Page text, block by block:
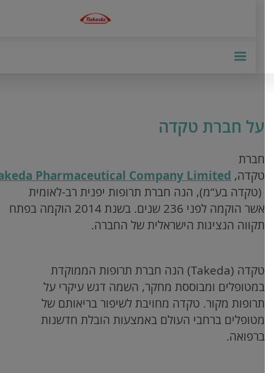
על חברת טקדה
חברת
טקדה,Takeda Pharmaceutical Company Limited
(טקדה בע“מ), הנה חברת תרופות יפנית רב-לאומית
אשר הוקמה לפני 236 שנים. בשנת 2014 הוקמה בפתח
תקווה הנציגות הישראלית של החברה.
טקדה(Takeda)הנה חברת תרופות הממוקדת
במטופלים ומבוססת מחקר, השמה דגש עיקרי על
תרופות מקור. טקדה מחויבת לשיפור בריאותם של
מטופלים ברחבי העולם באמצעות הובלת חדשנות
ברפואה.